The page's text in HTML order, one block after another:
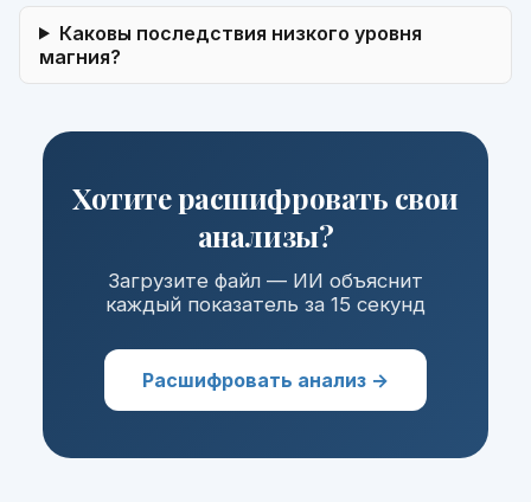
Каковы последствия низкого уровня
магния?
Хотите расшифровать свои
анализы?
Загрузите файл — ИИ объяснит
каждый показатель за 15 секунд
Расшифровать анализ →